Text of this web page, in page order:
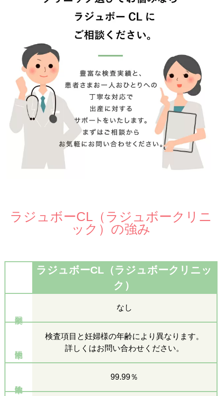
ラジュボーCL（ラジュボークリニ
ック）の強み
ラジュボーCL（ラジュボークリニッ
ク）
なし
検査項目と妊婦様の年齢により異なります。
詳しくはお問い合わせください。
99.99％